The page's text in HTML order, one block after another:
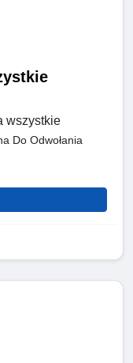
wszystkie
Do Odwołania